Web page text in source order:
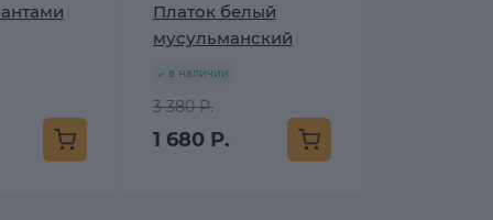
Платок белый
мусульманский
в наличии
3 380 Р.
1 680 Р.